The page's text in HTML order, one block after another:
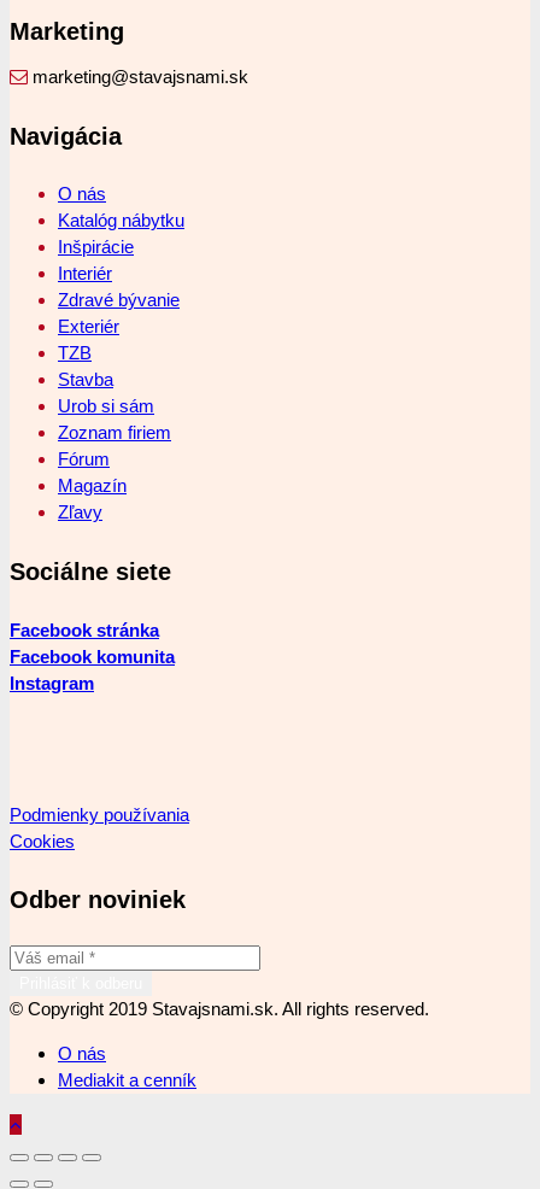
Marketing
marketing@stavajsnami.sk
Navigácia
O nás
Katalóg nábytku
Inšpirácie
Interiér
Zdravé bývanie
Exteriér
TZB
Stavba
Urob si sám
Zoznam firiem
Fórum
Magazín
Zľavy
Sociálne siete
Facebook stránka
Facebook komunita
Instagram
Podmienky používania
Cookies
Odber noviniek
© Copyright 2019 Stavajsnami.sk. All rights reserved.
O nás
Mediakit a cenník